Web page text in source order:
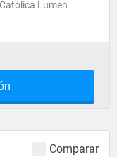
Lumen
Comparar